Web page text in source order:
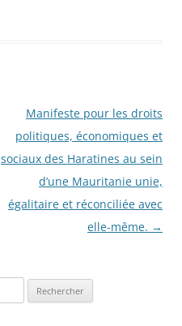
Manifeste pour les droits
politiques, économiques et
sociaux des Haratines au sein
d’une Mauritanie unie,
égalitaire et réconciliée avec
elle-même. →